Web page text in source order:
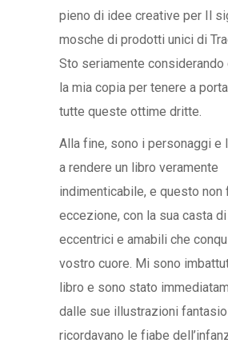
pieno di idee creative per Il
mosche di prodotti unici di
Sto seriamente considerando
la mia copia per tenere a
tutte queste ottime dritte.
Alla fine, sono i personaggi e
a rendere un libro veramente
indimenticabile, e questo non
eccezione, con la sua casta
eccentrici e amabili che
vostro cuore. Mi sono
libro e sono stato
dalle sue illustrazioni
ricordavano le fiabe